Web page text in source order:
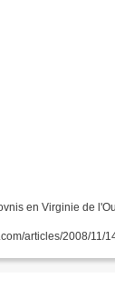
en Virginie de
articles/2008/11/